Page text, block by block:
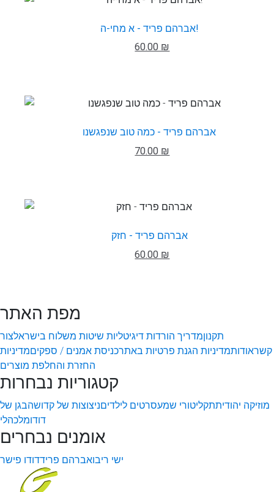
אברהם פריד - א מחי-ה!
60.00 ₪
אברהם פריד - כמה טוב שנפגשנו
70.00 ₪
אברהם פריד - חזק
60.00 ₪
מפת האתר
תקנוןמדריך הורדות דיגיטליות שיטות משלוח בישראלצור
קשראודותמדיניות הגנת פרטיות באתרכניסת אמנים / ספקיםמדיניות
החזרת והחלפת מוצרים
קטגוריות נבחרות
מוזיקה יהודיתתקליטורי שמעסרטים לילדיםניצוצות של קדושהבגן של
דודומלכהלי
אומנים נבחרים
ישי ריבואברהם פרידדודו פישר